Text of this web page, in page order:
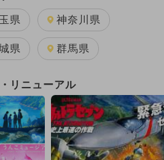
ーク)
ント
ント
ント
県 神奈川県
県 群馬県
リニューアル